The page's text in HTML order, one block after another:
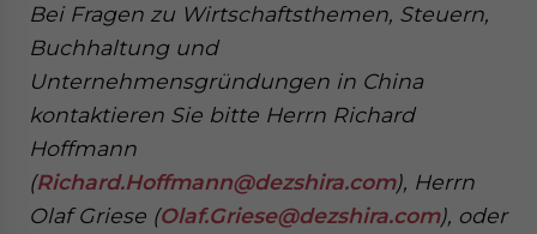
Bei Fragen zu Wirtschaftsthemen, Steuern,
Buchhaltung und
Unternehmensgründungen in China
kontaktieren Sie bitte Herrn Richard
Hoffmann
(Richard.Hoffmann@dezshira.com), Herrn
Olaf Griese (Olaf.Griese@dezshira.com), oder